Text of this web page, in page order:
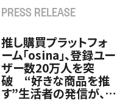
PRESS RELEASE
推し購買プラットフォ
ーム「osina」、登録ユー
ザー数20万人を突
破 “好きな商品を推
す”生活者の発信が、ブ